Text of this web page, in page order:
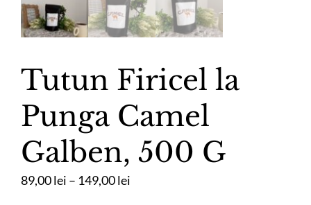
Tutun Firicel la
Punga Camel
Galben, 500 G
89,00lei – 149,00lei